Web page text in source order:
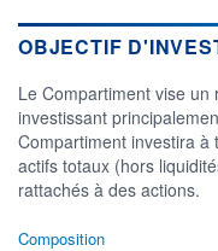
Consulter le
OBJECTIF
Le Compartiment vise
investissant
Compartiment investira
actifs totaux (hors
rattachés à des actions.
Composition